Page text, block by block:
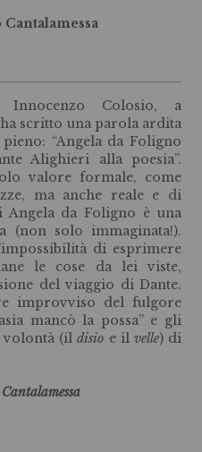
Innocenzo Colosio, a
scritto una parola ardita
“Angela da Foligno
Alighieri alla poesia”.
valore formale, come
ma anche reale e di
Angela da Foligno è una
(non solo immaginata!).
di esprimere
le cose da lei viste,
del viaggio di Dante.
improvviso del fulgore
mancò la possa” e gli
volontà (ildisio e il velle) di